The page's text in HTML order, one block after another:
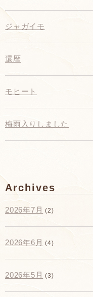
ジャガイモ
還暦
モヒート
梅雨入りしました
Archives
2026年7月 (2)
2026年6月 (4)
2026年5月 (3)